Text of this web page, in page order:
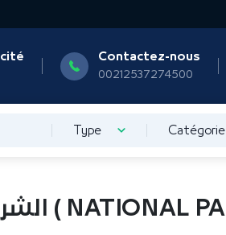
Contactez-nous
00212537274500
Type Catégorie